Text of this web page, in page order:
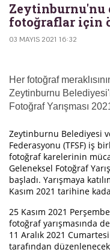
Zeytinburnu'nu
fotoğraflar için
03 MAYIS 2021 16:32
Her fotoğraf
Zeytinburnu
Fotoğraf Yarışması
Zeytinburnu Belediyesi
Federasyonu (TFSF) iş
fotoğraf karelerinin
Geleneksel Fotoğraf
başladı. Yarışmaya
Kasım 2021 tarihine
25 Kasım 2021
fotoğraf yarışmasında
11 Aralık 2021
tarafından